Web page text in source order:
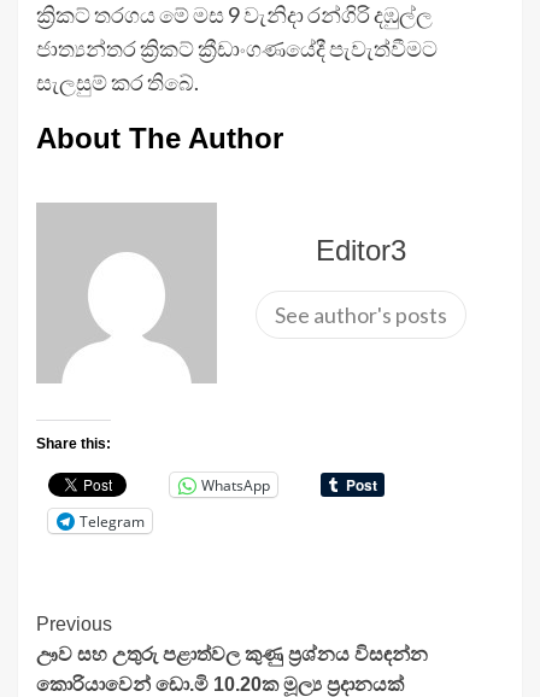
ක්‍රිකට් තරගය මේ මස 9 වැනිදා රන්ගිරි දඹුල්ල
ජාත්‍යන්තර ක්‍රිකට් ක්‍රීඩාංගණයේදී පැවැත්වීමට
සැලසුම් කර තිබේ.
About The Author
Editor3
See author's posts
Share this:
WhatsApp
Telegram
Continue
Reading
Previous
ඌව සහ උතුරු පළාත්වල කුණු ප්‍රශ්නය විසඳන්න
කොරියාවෙන් ඩො.මි 10.20ක මූල්‍ය ප්‍රදානයක්